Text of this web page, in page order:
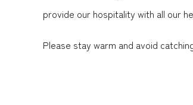
provide our hospitality with all our
Please stay warm and avoid